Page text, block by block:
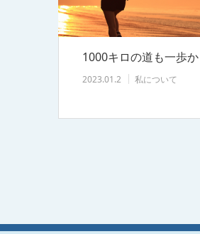
1000キロの道も一歩
2023.01.2 私について